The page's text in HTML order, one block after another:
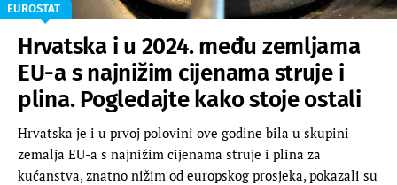
EUROSTAT
Hrvatska i u 2024. među zemljama
EU-a s najnižim cijenama struje i
plina. Pogledajte kako stoje ostali
Hrvatska je i u prvoj polovini ove godine bila u skupini
zemalja EU-a s najnižim cijenama struje i plina za
kućanstva, znatno nižim od europskog prosjeka, pokazali su